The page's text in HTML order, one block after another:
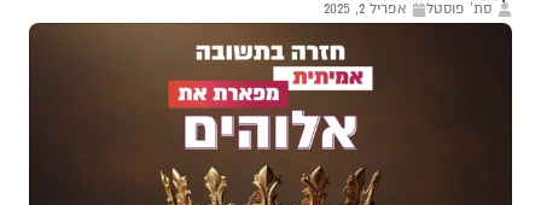
סת' פוסטל אפריל 2, 2025